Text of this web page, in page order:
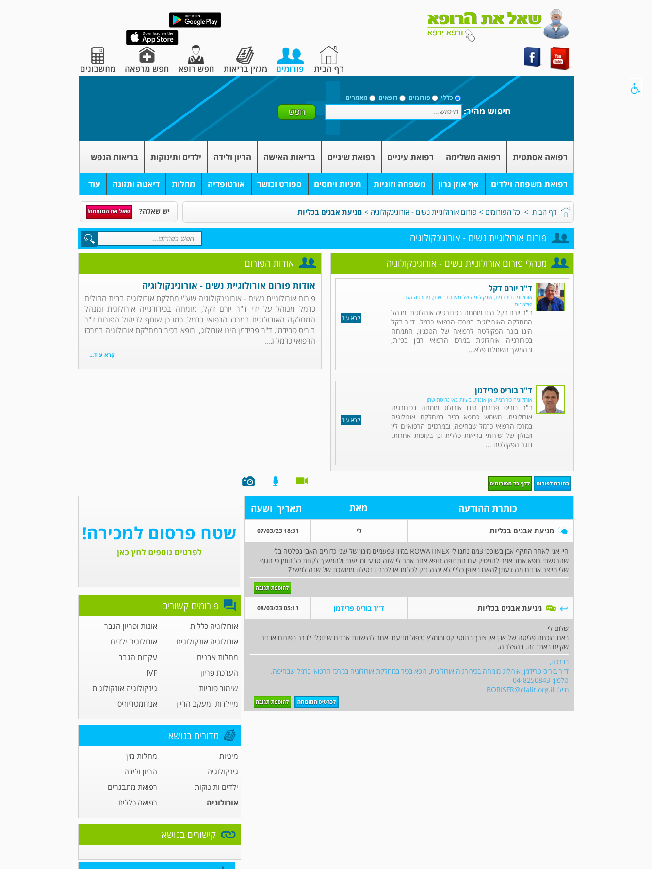
כללי פורומים רופאים מאמרים
חיפוש מהיר:
רפואה אסתטית רפואה משלימה רפואת עיניים רפואת שיניים בריאות האישה הריון ולידה ילדים ותינוקות בריאות הנפש
רפואת משפחה וילדים אף אוזן גרון משפחה וזוגיות מיניות ויחסים ספורט וכושר אורטופדיה מחלות דיאטה ותזונה עוד
דף הבית > כל הפורומים > פורום אורולוגיית נשים - אורוגינקולוגיה > מניעת אבנים בכליות יש שאלה?
פורום אורולוגיית נשים - אורוגינקולוגיה
אודות הפורום
אודות פורום אורולוגיית נשים - אורוגינקולוגיה
פורום אורולוגיית נשים - אורוגינקולוגיה שע"י מחלקת אורולוגיה בבית החולים
כרמל מנוהל על ידי ד"ר יורם דקל, מומחה בכירורגייה אורולוגית ומנהל
המחלקה האורולוגית במרכז הרפואי כרמל. כמו כן שותף לניהול הפורום ד"ר
בוריס פרידמן. ד"ר פרידמן הינו אורולוג, ורופא בכיר במחלקת אורולוגיה במרכז
הרפואי כרמל ג...
קרא עוד...
מנהלי פורום אורולוגיית נשים - אורוגינקולוגיה
קרא עוד
ד"ר יורם דקל
אורולוגיה כירורגית, אונקולוגיה של מערכת השתן, כירורגיה זעיר
פולשנית
ד"ר יורם דקל הינו מומחה בכירורגייה אורולוגית ומנהל
המחלקה האורולוגית במרכז הרפואי כרמל. ד"ר דקל
הינו בוגר הפקולטה לרפואה של הטכניון, התמחה
בכירורגייה אורולוגית במרכז הרפואי רבין בפ"ת,
ובהמשך השתלם פלא...
קרא עוד
ד"ר בוריס פרידמן
אורולוגיה כירורגית, אין אונות, בעיות באי נקיטת שתן
ד"ר בוריס פרידמן הינו אורולוג מומחה בכירורגיה
אורולוגית. משמש כרופא בכיר במחלקת אורולוגיה
במרכז הרפואי כרמל שבחיפה, ובמרכזים הרפואיים לין
וזבולון של שירותי בריאות כללית וכן בקופות אחרות.
בוגר הפקולטה ...
כותרת ההודעה מאת תאריך ושעה
מניעת אבנים בכליות לי 18:31 07/03/23
היי אני לאחר התקף אבן בשופכן 3ממ נתנו לי ROWATINEX‎ במיון 3פעמים מינון של שני כדורים האבן נפלטה בלי
שהרגשתי רופא אחד אמר להפסיק עם התרופה רופא אחר אמר לי שזה טבעי ומניעתי ולהמשיך לקחת כל הזמן כי הגוף
שלי מייצר אבנים מה דעתך?האם באופן כללי לא יהיה נזק לכליות או לכבד בנטילה ממושכת של שנה למשל?
מניעת אבנים בכליות ד"ר בוריס פרידמן 05:11 08/03/23
שלום לי
באם הוכחה פליטה של אבן אין צורך ברווטינקס ומומלץ טיפול מניעתי אחר להישנות אבנים שתוכלי לברר בפורום אבנים
שקיים באתר זה. בהצלחה.
בברכה,
ד"ר בוריס פרידמן, אורולוג מומחה בכירורגיה אורולוגית, רופא בכיר במחלקת אורולוגיה במרכז הרפואי כרמל שבחיפה.
טלפון: 04-8250843
מייל: BORISFR@clalit.org.il
פורומים קשורים
אורולוגיה כללית
אונות ופריון הגבר
אורולוגיה אונקולוגית
אורולוגיה ילדים
מחלות אבנים
עקרות הגבר
הערכת פריון
IVF
שימור פוריות
גינקולוגיה אונקולוגית
מיילדות ומעקב הריון
אנדומטריוזיס
מדורים בנושא
מיניות
מחלות מין
גינקולוגיה
הריון ולידה
ילדים ותינוקות
רפואת מתבגרים
אורולוגיה
רפואה כללית
קישורים בנושא